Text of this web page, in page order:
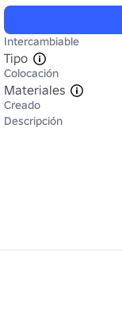
Intercambiable
Tipo
Colocación
Materiales
Creado
Descripción